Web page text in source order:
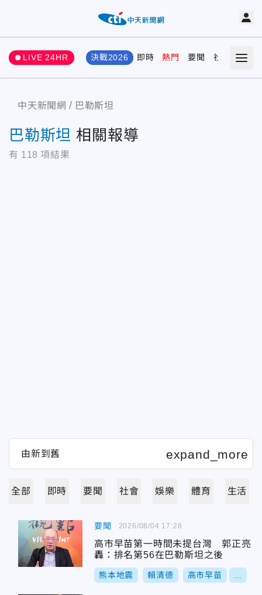
LIVE 24HR 決戰2026 即時 熱門 要聞 社會 娛樂
中天新聞網 巴勒斯坦
巴勒斯坦 相關報導
有 118 項結果
全部 即時 要聞 社會 娛樂 體育 生活
要聞
高市早苗第一時間未提台灣 郭正亮
轟：排名第56在巴勒斯坦之後
熊本地震 賴清德 高市早苗
2026/08/04 17:28